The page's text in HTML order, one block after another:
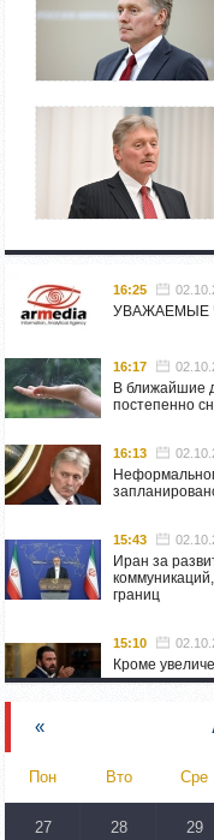
16:25
УВАЖАЕМЫЕ
16:17
В ближайшие
постепенно
16:13
15:43
Иран за
границ
15:10
Кроме
пресечению
Азербайджан
перевозивший
14:46
«
Пон Вто Сре
27 28 29